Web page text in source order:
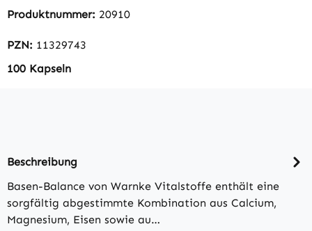
Produktnummer: 20910
PZN: 11329743
100 Kapseln
Beschreibung
Basen-Balance von Warnke Vitalstoffe enthält eine
sorgfältig abgestimmte Kombination aus Calcium,
Magnesium, Eisen sowie au…